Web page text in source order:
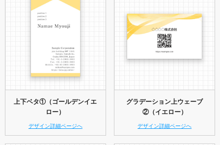
上下ベタ①（ゴールデンイエ
ロー）
デザイン詳細ページへ
グラデーション上ウェーブ
②（イエロー）
デザイン詳細ページへ